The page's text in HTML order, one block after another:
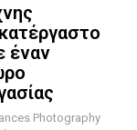
έναν
Photography